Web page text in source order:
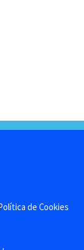
de Cookies